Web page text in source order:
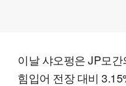
이날 샤오펑은 JP모
힘입어 전장 대비